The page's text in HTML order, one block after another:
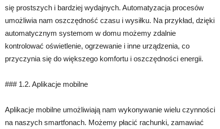
się prostszych i bardziej wydajnych. Automatyzacja procesów
umożliwia nam oszczędność czasu i wysiłku. Na przykład, dzięki
automatycznym systemom w domu możemy zdalnie
kontrolować oświetlenie, ogrzewanie i inne urządzenia, co
przyczynia się do większego komfortu i oszczędności energii.
### 1.2. Aplikacje mobilne
Aplikacje mobilne umożliwiają nam wykonywanie wielu czynności
na naszych smartfonach. Możemy płacić rachunki, zamawiać